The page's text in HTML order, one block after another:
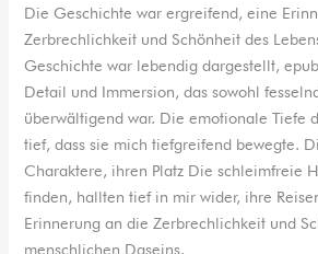
Die Geschichte war ergreifend, eine
Zerbrechlichkeit und Schönheit des
Geschichte war lebendig dargestellt,
Detail und Immersion, das sowohl
überwältigend war. Die emotionale Tiefe
tief, dass sie mich tiefgreifend bewegte.
Charaktere, ihren Platz Die schleimfreie
finden, hallten tief in mir wider, ihre
Erinnerung an die Zerbrechlichkeit und
menschlichen Daseins.